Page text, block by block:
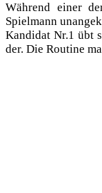
Wäh­rend einer
Spiel­mann
Kan­di­dat Nr.1 übt
der. Die Rou­ti­ne